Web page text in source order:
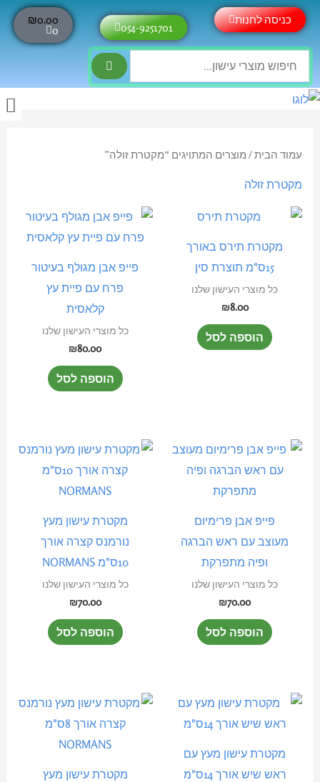
דילוג
לתוכן
כניסה לחנות
054-9251701
₪0.00
0
עגלת
קניות
חיפוש
עמוד הבית/ מוצרים המתויגים “מקטרת זולה”
מקטרת זולה
מקטרת תירס באורך
15ס"מ תוצרת סין
כל מוצרי העישון שלנו
₪8.00
הוספה לסל
פייפ אבן מגולף בעיטור
פרח עם פיית עץ
קלאסית
כל מוצרי העישון שלנו
₪80.00
הוספה לסל
פייפ אבן פרימיום
מעוצב עם ראש הברגה
ופיה מתפרקת
כל מוצרי העישון שלנו
₪70.00
הוספה לסל
מקטרת עישון מעץ
נורמנס קצרה אורך
10ס"מ NORMANS
כל מוצרי העישון שלנו
₪70.00
הוספה לסל
מקטרת עישון מעץ עם
ראש שיש אורך 14ס"מ
מקטרת עישון מעץ